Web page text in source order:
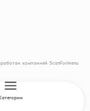
компанией ScanForMenu